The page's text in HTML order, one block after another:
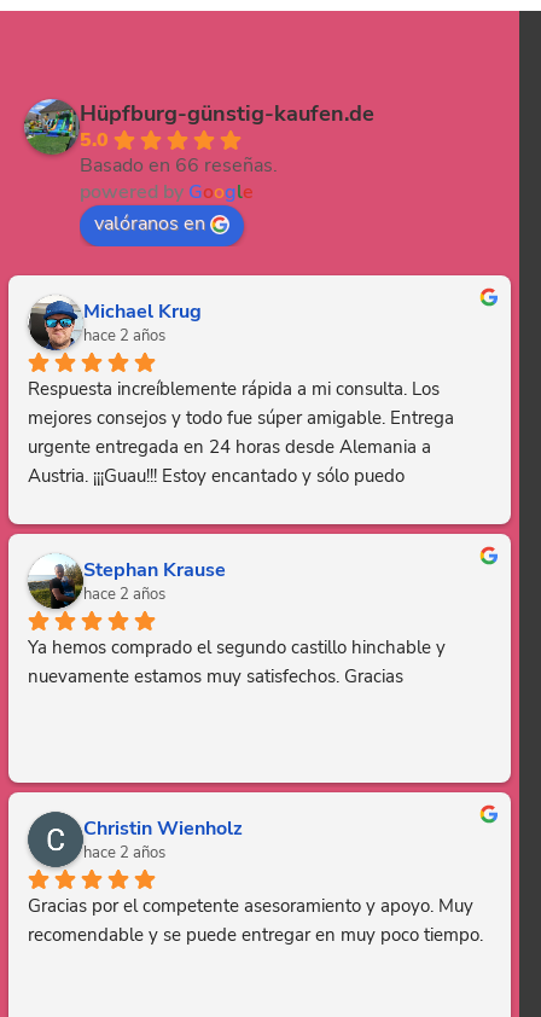
Hüpfburg-günstig-kaufen.de
5.0
Basado en 66 reseñas.
powered by Google
valóranos en
Michael Krug
hace 2 años
Respuesta increíblemente rápida a mi consulta. Los
mejores consejos y todo fue súper amigable. Entrega
urgente entregada en 24 horas desde Alemania a
Austria. ¡¡¡Guau!!! Estoy encantado y sólo puedo
Stephan Krause
hace 2 años
Ya hemos comprado el segundo castillo hinchable y
nuevamente estamos muy satisfechos. Gracias
Christin Wienholz
hace 2 años
Gracias por el competente asesoramiento y apoyo. Muy
recomendable y se puede entregar en muy poco tiempo.